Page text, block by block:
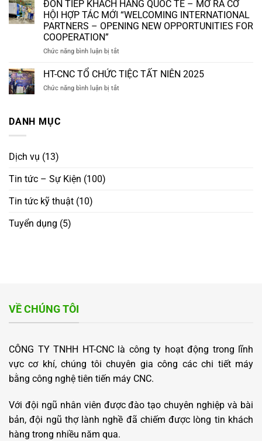
GIA
CÔNG
CƠ
KHÍ
XÁC
NGÀNH
CÔNG
NGHIỆP
XUẤT
KHẨU
USA
HOÀN
VÀ
SẴN
SÀNG
ĐÓN TIẾP KHÁCH HÀNG QUỐC TẾ – MỞ RA CƠ
HỘI HỢP TÁC MỚI “WELCOMING INTERNATIONAL
PARTNERS – OPENING NEW OPPORTUNITIES FOR
COOPERATION”
Chức năng bình luận bị tắtở
TIẾP
KHÁCH
HÀNG
HT-CNC TỔ CHỨC TIỆC TẤT NIÊN 2025
Chức năng bình luận bị tắtở
DANH MỤC
Dịch vụ (13)
Tin tức – Sự Kiện (100)
Tin tức kỹ thuật (10)
Tuyển dụng (5)
VỀ CHÚNG TÔI
CÔNG TY TNHH HT-CNC là công ty hoạt động trong lĩnh
vực cơ khí, chúng tôi chuyên gia công các chi tiết máy
bằng công nghệ tiên tiến máy CNC.
Với đội ngũ nhân viên được đào tạo chuyên nghiệp và bài
bản, đội ngũ thợ lành nghề đã chiếm được lòng tin khách
hàng trong nhiều năm qua.